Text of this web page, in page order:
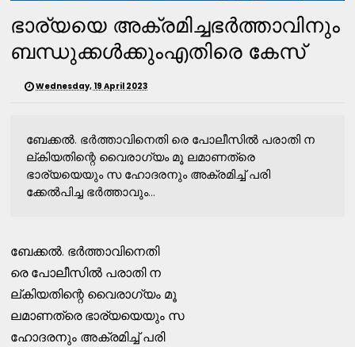
ഭാര്യയെ അക്രമിച്ചഭര്‍ത്താവിനും
ബന്ധുക്കൾക്കുംഎതിരെ കേസ്‌
Wednesday, 19 April 2023
ബേക്കല്‍. ഭര്‍ത്താവിനെതി രെ പോലീസില്‍ പരാതി ന
ല്കിയതിന്റെ വൈരാഗ്യം മൂ ലമാണത്രെ
ഭാര്യയെയും സ ഹോദരനും അക്രമിച്ച്‌ പരി
ക്കേല്‍പിച്ച ഭര്‍ത്താവും...
ബേക്കല്‍. ഭര്‍ത്താവിനെതി
രെ പോലീസില്‍ പരാതി ന
ല്കിയതിന്റെ വൈരാഗ്യം മൂ
ലമാണത്രെ ഭാര്യയെയും സ
ഹോദരനും അക്രമിച്ച്‌ പരി